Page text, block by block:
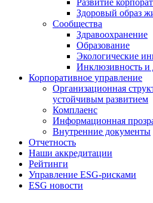
Развитие
Здоровый образ
Сообщества
Здравоохранение
Образование
Экологические
Инклюзивность и
Корпоративное управление
Организационная
устойчивым развитием
Комплаенс
Информационная
Внутренние документы
Отчетность
Наши аккредитации
Рейтинги
Управление ESG-рисками
ESG новости